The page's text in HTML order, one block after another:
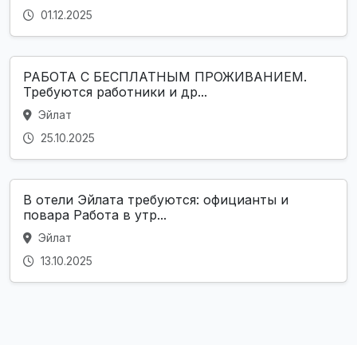
01.12.2025
РАБОТА С БЕСПЛАТНЫМ ПРОЖИВАНИЕМ.
Требуются работники и др...
Эйлат
25.10.2025
В отели Эйлата требуются: официанты и
повара Работа в утр...
Эйлат
13.10.2025